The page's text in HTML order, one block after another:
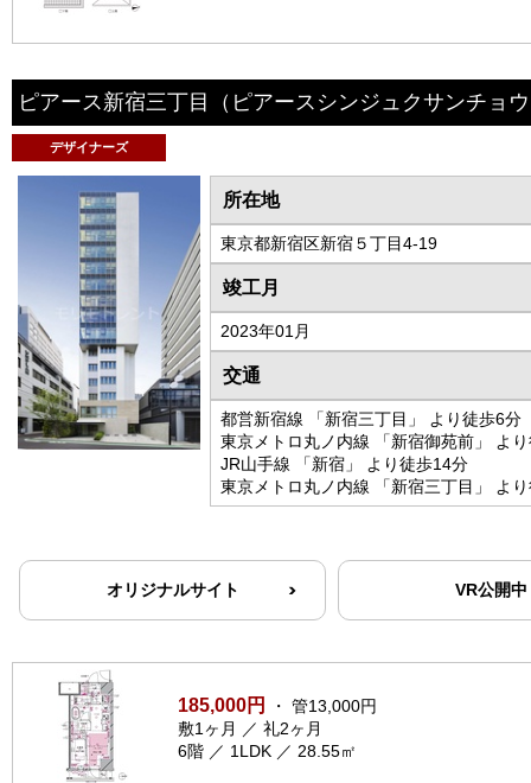
ピアース新宿三丁目 （ピアースシンジュクサンチョ
デザイナーズ
所在地
東京都新宿区新宿５丁目4-19
竣工月
2023年01月
交通
都営新宿線 「新宿三丁目」 より徒歩6分
東京メトロ丸ノ内線 「新宿御苑前」 よ
JR山手線 「新宿」 より徒歩14分
東京メトロ丸ノ内線 「新宿三丁目」 よ
オリジナルサイト VR公開中
185,000円
・ 管13,000円
敷1ヶ月 ／ 礼2ヶ月
6階 ／ 1LDK ／ 28.55㎡